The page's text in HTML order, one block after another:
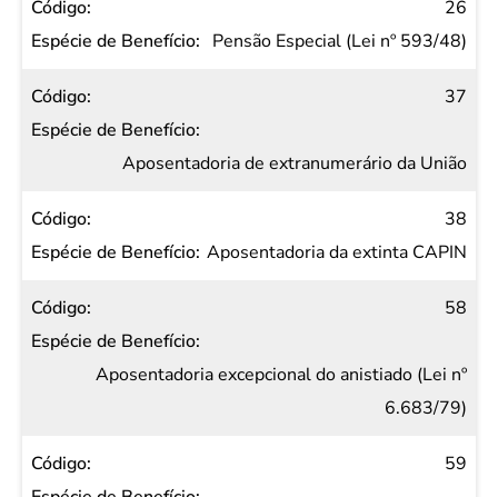
26
Pensão Especial (Lei nº 593/48)
37
Aposentadoria de extranumerário da União
38
Aposentadoria da extinta CAPIN
58
Aposentadoria excepcional do anistiado (Lei nº
6.683/79)
59